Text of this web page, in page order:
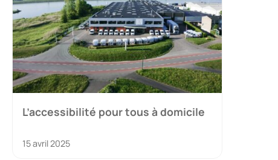
L’accessibilité pour tous à domicile
15 avril 2025